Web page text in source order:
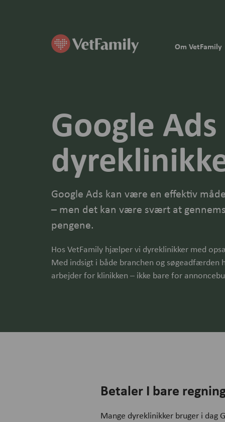
Om VetFamily
Google
Google Ads kan være en effektiv
– men det kan være svært at
pengene.
Hos VetFamily hjælper vi dyreklinikker med
Med indsigt i både branchen og
arbejder for klinikken – ikke bare for
Betaler I bare
Mange dyreklinikker bruger i dag